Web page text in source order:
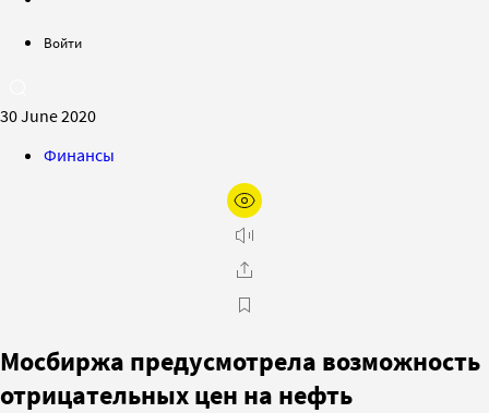
Войти
30 June 2020
Финансы
Мосбиржа предусмотрела возможность
отрицательных цен на нефть